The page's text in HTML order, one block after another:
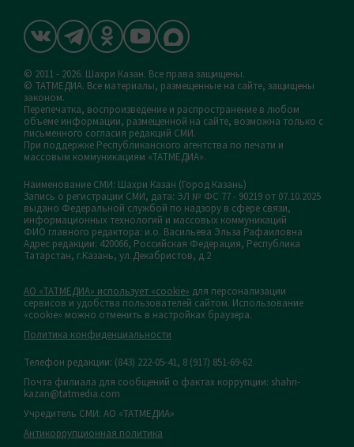
© 2011 - 2026. Шахри Казан. Все права защищены.
© ТАТМЕДИА. Все материалы, размещенные на сайте, защищены
законом.
Перепечатка, воспроизведение и распространение в любом
объеме информации, размещенной на сайте, возможна только с
письменного согласия редакций СМИ.
При поддержке Республиканского агентства по печати и
массовым коммуникациям «ТАТМЕДИА».
Наименование СМИ: Шахри Казан (Город Казань)
Запись о регистрации СМИ, дата: ЭЛ № ФС 77 - 90219 от 07.10.2025
выдано Федеральной службой по надзору в сфере связи,
информационных технологий и массовых коммуникаций
ФИО главного редактора: и.о. Васильева Эльза Рафаиловна
Адрес редакции: 420066, Российская Федерация, Республика
Татарстан, г.Казань, ул.Декабристов, д.2
АО «ТАТМЕДИА» использует «cookie» для персонализации
сервисов и удобства пользователей сайтом. Использование
«cookie» можно отменить в настройках браузера.
Политика конфиденциальности
Телефон редакции: (843) 222-05-41, 8 (917) 851-69-62
Почта филиала для сообщений о фактах коррупции: shahri-
kazan@tatmedia.com
Учредитель СМИ: АО «ТАТМЕДИА»
Антикоррупционная политика